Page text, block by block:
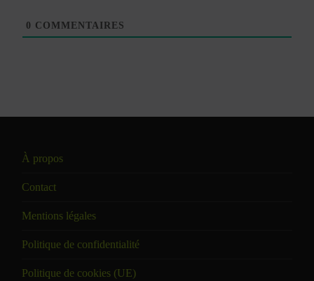
0 COMMENTAIRES
À propos
Contact
Mentions légales
Politique de confidentialité
Politique de cookies (UE)